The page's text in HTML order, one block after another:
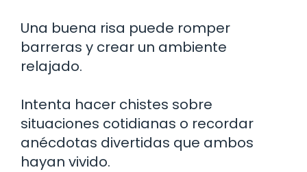
Una buena risa puede romper
barreras y crear un ambiente
relajado.
Intenta hacer chistes sobre
situaciones cotidianas o recordar
anécdotas divertidas que ambos
hayan vivido.